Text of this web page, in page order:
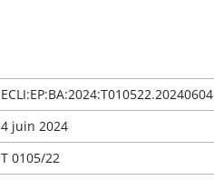
ECLI:EP:BA:2024:T010522.20240604
4 juin 2024
T 0105/22